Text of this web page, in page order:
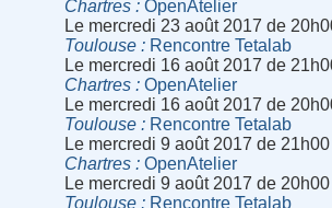
Chartres
OpenAtelier
Le mercredi 23 août 2017 de
Toulouse
Rencontre Tetalab
Le mercredi 16 août 2017 de
Chartres
OpenAtelier
Le mercredi 16 août 2017 de
Toulouse
Rencontre Tetalab
Le mercredi 9 août 2017 de
Chartres
OpenAtelier
Le mercredi 9 août 2017 de
Toulouse
Rencontre Tetalab